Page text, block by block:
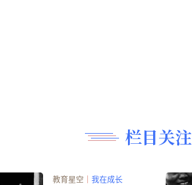
栏目关注
教育星空 ｜ 我在成长